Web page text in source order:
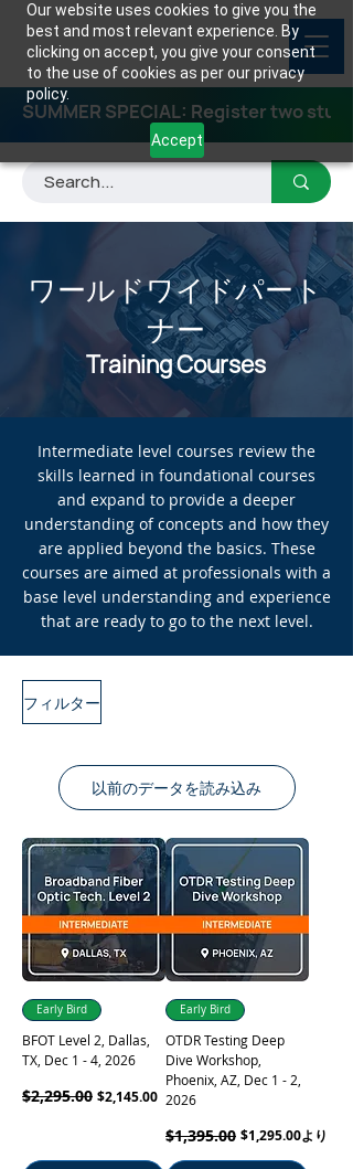
Our website uses cookies to give you the
best and most relevant experience. By
clicking on accept, you give your consent
to the use of cookies as per our privacy
policy.
Accept
SUMMER SPECIAL: Register two
ワールドワイドパート
ナー
Training Courses
Intermediate level courses review the
skills learned in foundational courses
and expand to provide a deeper
understanding of concepts and how they
are applied beyond the basics. These
courses are aimed at professionals with a
base level understanding and experience
that are ready to go to the next level.
フィルター
以前のデータを読み込み
Early Bird
BFOT Level 2, Dallas,
TX, Dec 1 - 4, 2026
通常価格
$2,295.00 セール価格
$2,145.00
Early Bird
OTDR Testing Deep
Dive Workshop,
Phoenix, AZ, Dec 1 - 2,
2026
通常価格
$1,395.00 $1,295.00より
セール価格